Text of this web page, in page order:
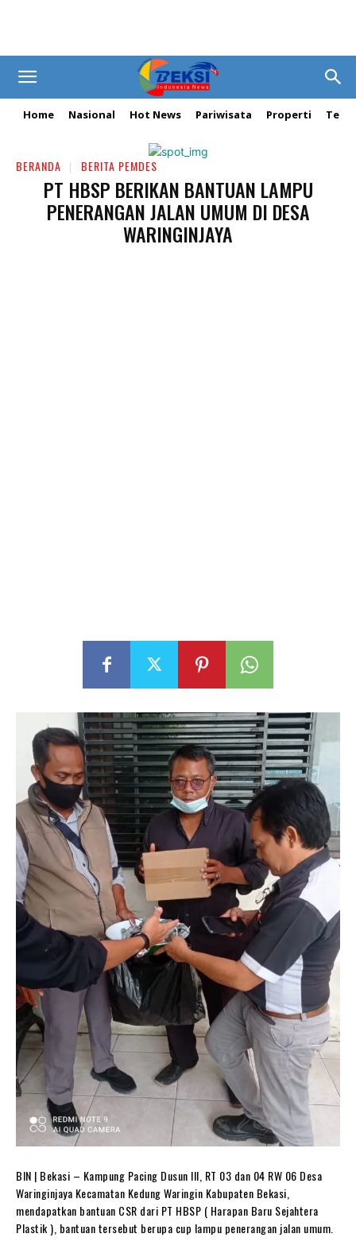
Home Nasional Hot News Pariwisata Properti
BERANDA BERITA PEMDES
PT HBSP BERIKAN BANTUAN LAMPU
PENERANGAN JALAN UMUM DI DESA
WARINGINJAYA
BIN | Bekasi – Kampung Pacing Dusun III, RT 03 dan 04 RW 06 Desa
Waringinjaya Kecamatan Kedung Waringin Kabupaten Bekasi,
mendapatkan bantuan CSR dari PT HBSP ( Harapan Baru Sejahtera
Plastik ), bantuan tersebut berupa cup lampu penerangan jalan umum.